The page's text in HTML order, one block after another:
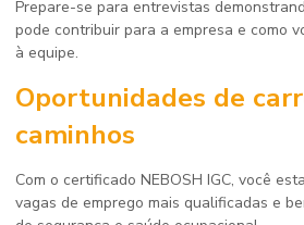
Prepare-se para entrevistas
pode contribuir para a empresa e como
à equipe.
Oportunidades de
caminhos
Com o certificado NEBOSH IGC, você
vagas de emprego mais qualificadas e